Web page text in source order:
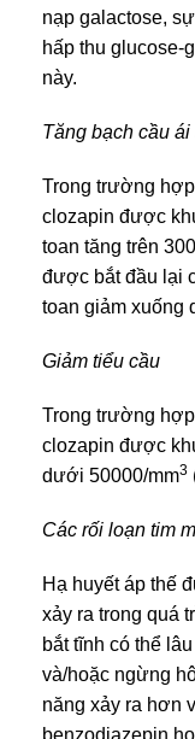
nạp galactose,
hấp thu glucose-
này.
Tăng bạch cầu ái
Trong trường
clozapin được
toan tăng trên
được bắt đầu lại
toan giảm xuống
Giảm tiểu cầu
Trong trường
clozapin được
dưới 50000/mm3
Các rối loạn tim
Hạ huyết áp thế
xảy ra trong quá
bắt tĩnh có thể
và/hoặc ngừng
năng xảy ra hơn
benzodiazepin